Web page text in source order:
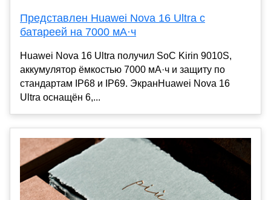
Представлен Huawei Nova 16 Ultra с
батареей на 7000 мА·ч
Huawei Nova 16 Ultra получил SoC Kirin 9010S,
аккумулятор ёмкостью 7000 мА·ч и защиту по
стандартам IP68 и IP69. ЭкранHuawei Nova 16
Ultra оснащён 6,...